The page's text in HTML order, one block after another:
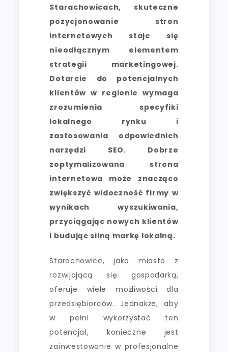
Starachowicach, skuteczne
pozycjonowanie stron
internetowych staje się
nieodłącznym elementem
strategii marketingowej.
Dotarcie do potencjalnych
klientów w regionie wymaga
zrozumienia specyfiki
lokalnego rynku i
zastosowania odpowiednich
narzędzi SEO. Dobrze
zoptymalizowana strona
internetowa może znacząco
zwiększyć widoczność firmy w
wynikach wyszukiwania,
przyciągając nowych klientów
i budując silną markę lokalną.
Starachowice, jako miasto z
rozwijającą się gospodarką,
oferuje wiele możliwości dla
przedsiębiorców. Jednakże, aby
w pełni wykorzystać ten
potencjał, konieczne jest
zainwestowanie w profesjonalne